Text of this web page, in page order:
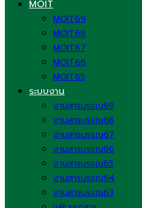
MOIT
MOIT69
MOIT68
MOIT67
MOIT66
MOIT65
ระบบงาน
งานสารบรรณ69
งานสารบรรณ68
งานสารบรรณ67
งานสารบรรณ66
งานสารบรรณ65
งานสารบรรณ64
งานสารบรรณ63